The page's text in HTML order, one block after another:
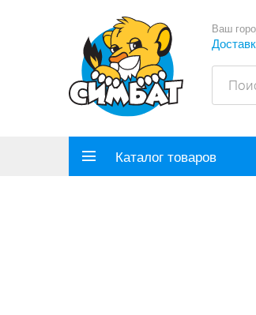
Ваш
Каталог товаров